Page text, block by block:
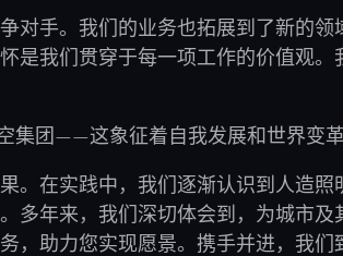
对手。我们的业务也拓展到了新的
是我们贯穿于每一项工作的价值观
团——这象征着自我发展和世界变革
。在实践中，我们逐渐认识到人造
多年来，我们深切体会到，为城市
，助力您实现愿景。携手并进，我们